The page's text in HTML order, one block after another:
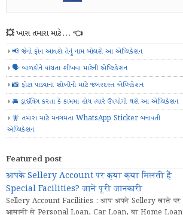
💥 ખાસ તમારા માટે... 👈
📢 જેનો ફોન આવશે તેનું નામ બોલશે આ એપ્લિકેશન
🗣️ બાળકોને વાંચતા શીખવા માટેની એપ્લિકેશન
📸 ફોટા પાડવાના શોખીનો માટે જબરદસ્ત એપ્લિકેશન
🚘 ડ્રાઈવિંગ કરતા કે કામમાં હોય ત્યારે ઉપયોગી થશે આ એપ્લિકેશન
🧚 તમારા માટે મનગમતા WhatsApp Sticker બનાવતી
એપ્લિકેશન
Featured post
आपके Sellery Account पर क्या क्या मिलती हैं
Special Facilities? जानें पूरी जानकारी
Sellery Account Facilities : आप अपने Sellery खाते पर
आसानी से Personal Loan, Car Loan, या Home Loan